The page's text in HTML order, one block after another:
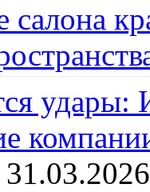
салона
31.03.2026